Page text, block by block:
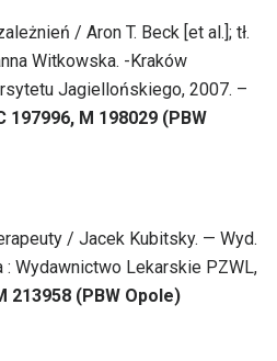
/ Aron T. Beck [et al.]; tł.
Witkowska. -Kraków
Jagiellońskiego, 2007. –
197996, M 198029 (PBW
/ Jacek Kubitsky. — Wyd.
: Wydawnictwo Lekarskie PZWL,
213958 (PBW Opole)